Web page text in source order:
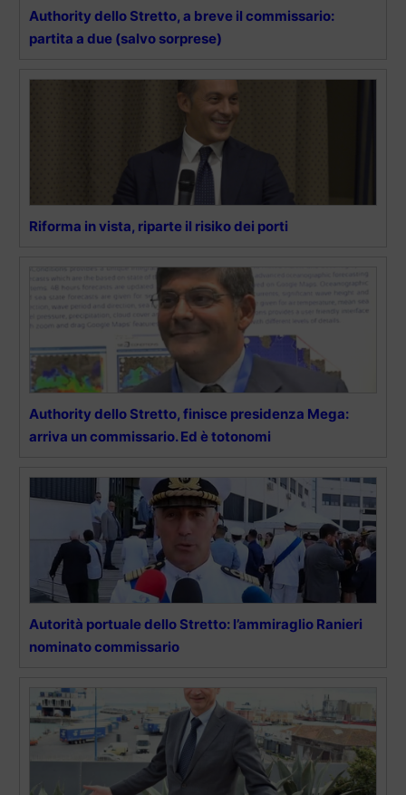
Authority dello Stretto, a breve il commissario:
partita a due (salvo sorprese)
Riforma in vista, riparte il risiko dei porti
Authority dello Stretto, finisce presidenza Mega:
arriva un commissario. Ed è totonomi
Autorità portuale dello Stretto: l’ammiraglio Ranieri
nominato commissario